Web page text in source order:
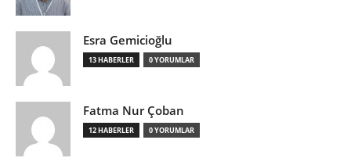
Esra Gemicioğlu
13 HABERLER 0 YORUMLAR
Fatma Nur Çoban
12 HABERLER 0 YORUMLAR